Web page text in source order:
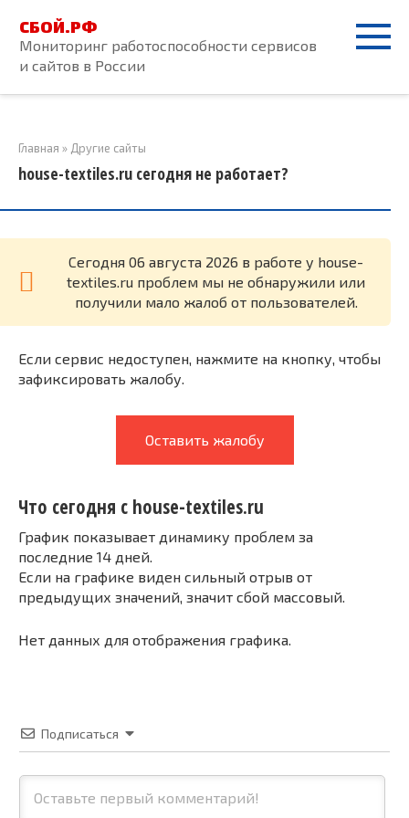
контенту
СБОЙ.РФ
Мониторинг работоспособности сервисов
и сайтов в России
Главная » Другие сайты
house-textiles.ru сегодня не работает?
Cегодня 06 августа 2026 в работе у house-
textiles.ru проблем мы не обнаружили или
получили мало жалоб от пользователей.
Если сервис недоступен, нажмите на кнопку, чтобы
зафиксировать жалобу.
Оставить жалобу
Что сегодня с house-textiles.ru
График показывает динамику проблем за
последние 14 дней.
Если на графике виден сильный отрыв от
предыдущих значений, значит сбой массовый.
Нет данных для отображения графика.
Подписаться